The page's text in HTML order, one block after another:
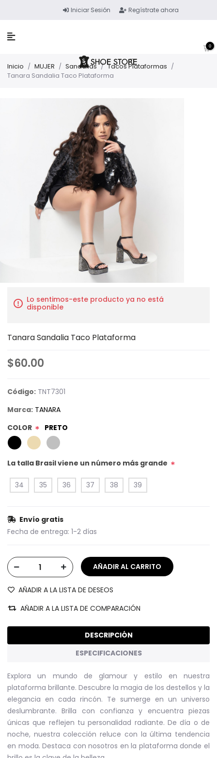
Iniciar Sesión Regístrate ahora
0
Inicio / MUJER / Sandalias / Tacos Plataformas /
Tanara Sandalia Taco Plataforma
Lo sentimos-este producto ya no está
disponible
Tanara Sandalia Taco Plataforma
$60.00
Código: TNT7301
Marca: TANARA
COLOR * PRETO
La talla Brasil viene un número más grande *
34 35 36 37 38 39
Envío gratis
Fecha de entrega: 1-2 días
AÑADIR A LA LISTA DE DESEOS
AÑADIR A LA LISTA DE COMPARACIÓN
DESCRIPCIÓN
ESPECIFICACIONES
Explora un mundo de glamour y estilo en nuestra
plataforma brillante. Descubre la magia de los destellos y la
elegancia en cada rincón. Te sumerge en un universo
deslumbrante. Brilla con confianza y encuentra piezas
únicas que reflejen tu personalidad radiante. De día o de
noche, nuestra colección reluce con la última tendencia
en moda. Destaca con nosotros en la plataforma donde el